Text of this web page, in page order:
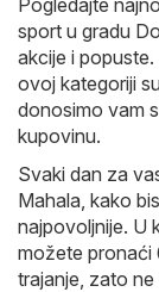
sport u gradu
akcije i
ovoj kategoriji
donosimo vam
kupovinu.
Svaki dan za
Mahala, kako
najpovoljnije. U
možete pronaći
trajanje, zato